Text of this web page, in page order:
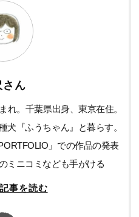
さん
れ。千葉県出身、東京在住。
犬『ふうちゃん』と暮らす。
」での作品の発表
ミニコミなども手がける
事を読む